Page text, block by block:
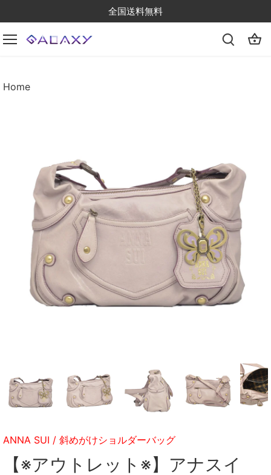
to
content
全国送料無料
Home
ANNA SUI / 斜めがけショルダーバッグ
【※アウトレット※】アナスイ